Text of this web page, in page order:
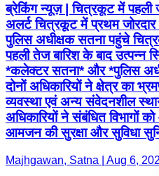
ब्रेकिंग न्यूज़ | चित्रकूट में पहली
अलर्ट चित्रकूट में प्रथम
पुलिस अधीक्षक सतना पहुंचे
पहली तेज बारिश के बाद उत्पन्न
*कलेक्टर सतना* और *पुलिस
दोनों अधिकारियों ने क्षेत्र का
व्यवस्था एवं अन्य संवेदनशील
अधिकारियों ने संबंधित विभागों
आमजन की सुरक्षा और सुविधा
Majhgawan, Satna | Aug 6,